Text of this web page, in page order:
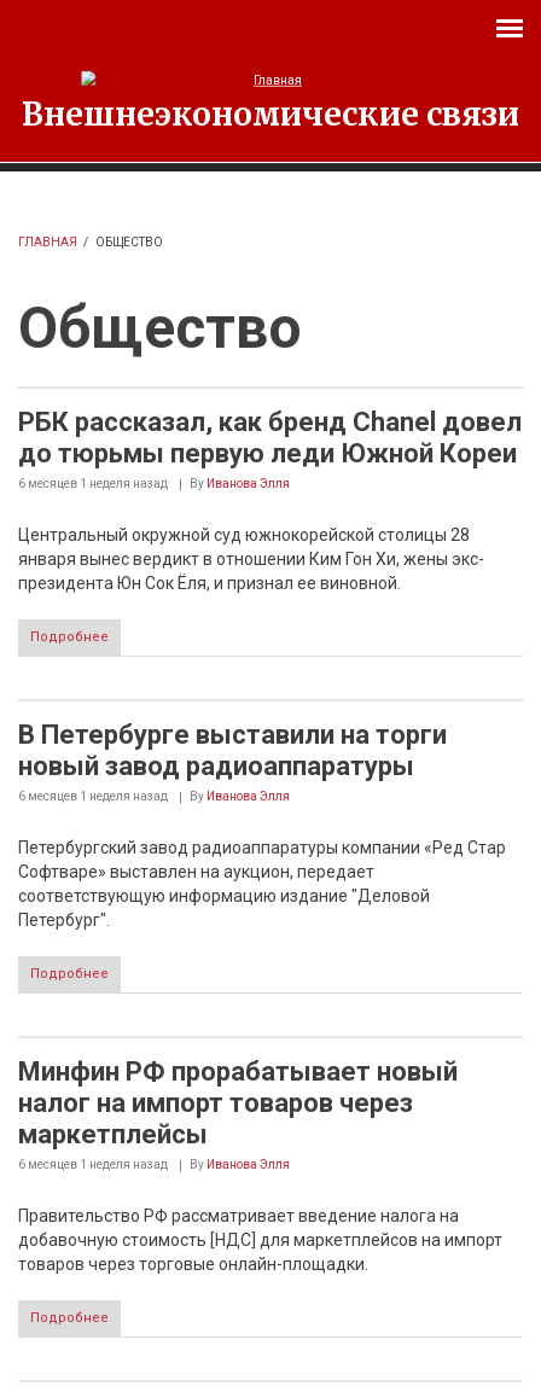
Внешнеэкономические связи
ГЛАВНАЯ / ОБЩЕСТВО
Общество
РБК рассказал, как бренд Chanel довел
до тюрьмы первую леди Южной Кореи
6 месяцев 1 неделя назад By Иванова Элля
Центральный окружной суд южнокорейской столицы 28
января вынес вердикт в отношении Ким Гон Хи, жены экс-
президента Юн Сок Ёля, и признал ее виновной.
Подробнее
В Петербурге выставили на торги
новый завод радиоаппаратуры
6 месяцев 1 неделя назад By Иванова Элля
Петербургский завод радиоаппаратуры компании «Ред Стар
Софтваре» выставлен на аукцион, передает
соответствующую информацию издание "Деловой
Петербург".
Подробнее
Минфин РФ прорабатывает новый
налог на импорт товаров через
маркетплейсы
6 месяцев 1 неделя назад By Иванова Элля
Правительство РФ рассматривает введение налога на
добавочную стоимость [НДС] для маркетплейсов на импорт
товаров через торговые онлайн-площадки.
Подробнее